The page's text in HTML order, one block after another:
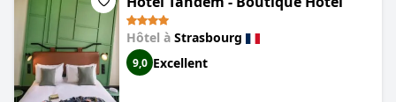
confortable à leurs compagnons à fourrure.
Le personnel de l'hôtel est souvent remarqué pour sa
gentillesse et son serviabilité envers les clients et leurs animaux
de compagnie, ce qui rend l'expérience globale agréable pour
les propriétaires de chiens. Les animaux de compagnie sont
Acceptez-vous les chiens dans toutes les chambres ? Oui
Y a-t-il un supplément à payer ?
supplémentaires. Les chiens séjournent gratuitement.
Le propriétaire du chien doit-il vous prévenir avant ?
processus de réservation
Hôtel à Strasbourg
9,0 Excellent